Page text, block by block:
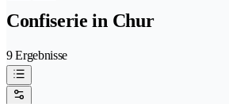
Confiserie in Chur
9 Ergebnisse